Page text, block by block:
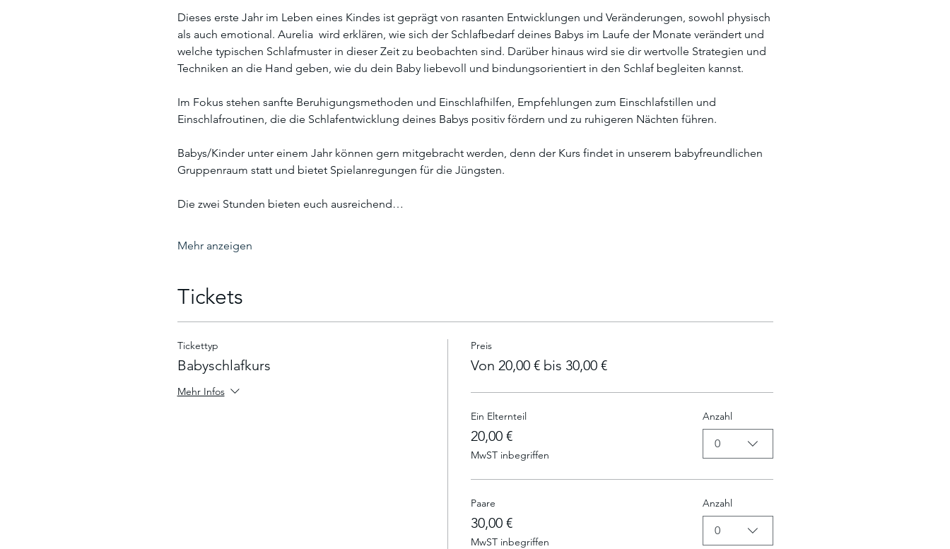
Dieses erste Jahr im Leben eines Kindes ist geprägt von rasanten Entwicklungen und Veränderungen, sowohl physisch
als auch emotional. Aurelia  wird erklären, wie sich der Schlafbedarf deines Babys im Laufe der Monate verändert und
welche typischen Schlafmuster in dieser Zeit zu beobachten sind. Darüber hinaus wird sie dir wertvolle Strategien und
Techniken an die Hand geben, wie du dein Baby liebevoll und bindungsorientiert in den Schlaf begleiten kannst.
Im Fokus stehen sanfte Beruhigungsmethoden und Einschlafhilfen, Empfehlungen zum Einschlafstillen und
Einschlafroutinen, die die Schlafentwicklung deines Babys positiv fördern und zu ruhigeren Nächten führen.
Babys/Kinder unter einem Jahr können gern mitgebracht werden, denn der Kurs findet in unserem babyfreundlichen
Gruppenraum statt und bietet Spielanregungen für die Jüngsten.
Die zwei Stunden bieten euch ausreichend…
Mehr anzeigen
Tickets
Tickettyp
Babyschlafkurs
Mehr Infos
Preis
Von 20,00 € bis 30,00 €
Ein Elternteil
20,00 €
MwST inbegriffen
Anzahl
0
Paare
30,00 €
MwST inbegriffen
Anzahl
0